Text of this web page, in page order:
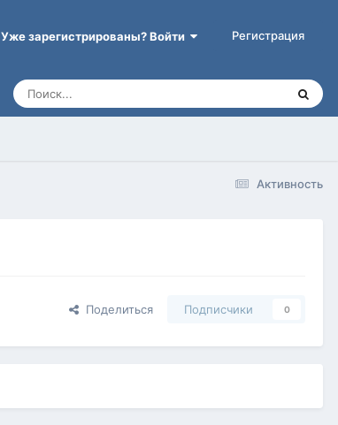
Уже зарегистрированы? Войти Регистрация
Активность
Поделиться Подписчики 0